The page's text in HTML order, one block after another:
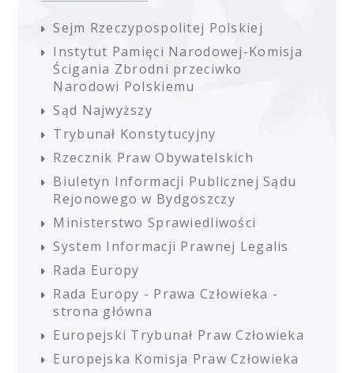
Sejm Rzeczypospolitej Polskiej
Instytut Pamięci Narodowej-Komisja
Ścigania Zbrodni przeciwko
Narodowi Polskiemu
Sąd Najwyższy
Trybunał Konstytucyjny
Rzecznik Praw Obywatelskich
Biuletyn Informacji Publicznej Sądu
Rejonowego w Bydgoszczy
Ministerstwo Sprawiedliwości
System Informacji Prawnej Legalis
Rada Europy
Rada Europy - Prawa Człowieka -
strona główna
Europejski Trybunał Praw Człowieka
Europejska Komisja Praw Człowieka